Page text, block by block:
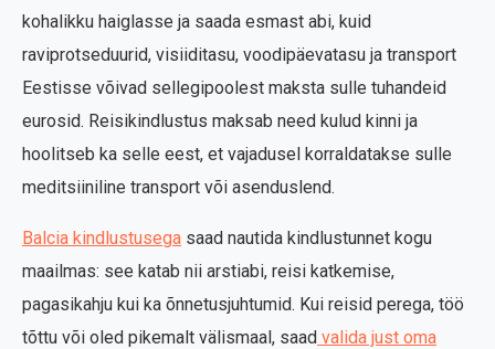
kohalikku haiglasse ja saada esmast abi, kuid
raviprotseduurid, visiiditasu, voodipäevatasu ja transport
Eestisse võivad sellegipoolest maksta sulle tuhandeid
eurosid. Reisikindlustus maksab need kulud kinni ja
hoolitseb ka selle eest, et vajadusel korraldatakse sulle
meditsiiniline transport või asenduslend.
Balcia kindlustusega saad nautida kindlustunnet kogu
maailmas: see katab nii arstiabi, reisi katkemise,
pagasikahju kui ka õnnetusjuhtumid. Kui reisid perega, töö
tõttu või oled pikemalt välismaal, saad valida just oma